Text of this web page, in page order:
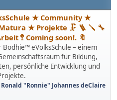
★ Community ★
★ Projekte 🗜 🪜 🪛 🔧
🚏 Coming soon!. 🔖
eVolksSchule – einem
für Bildung,
persönliche Entwicklung und
"Ronnie" Johannes deClaire